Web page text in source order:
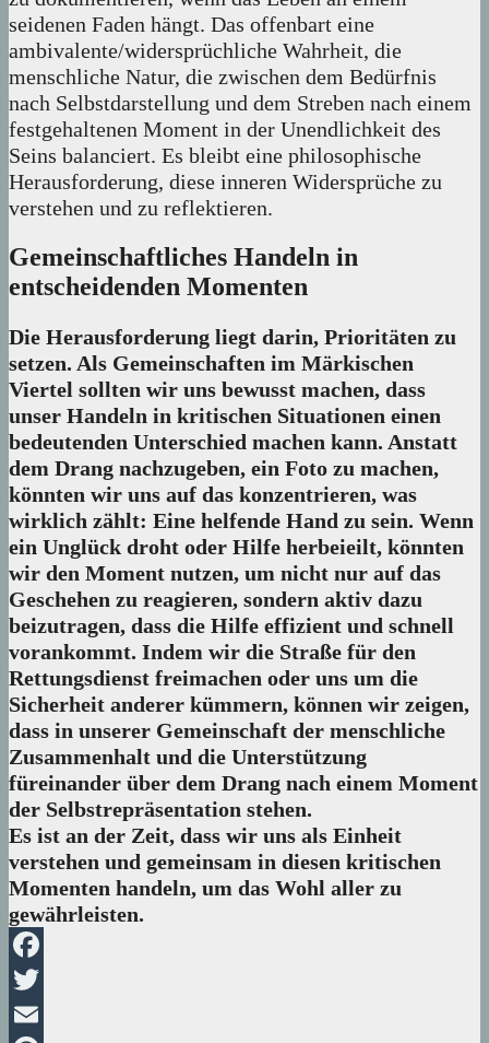
seidenen Faden hängt. Das offenbart eine
ambivalente/widersprüchliche Wahrheit, die
menschliche Natur, die zwischen dem Bedürfnis
nach Selbstdarstellung und dem Streben nach einem
festgehaltenen Moment in der Unendlichkeit des
Seins balanciert. Es bleibt eine philosophische
Herausforderung, diese inneren Widersprüche zu
verstehen und zu reflektieren.
Gemeinschaftliches Handeln in
entscheidenden Momenten
Die Herausforderung liegt darin, Prioritäten zu
setzen. Als Gemeinschaften im Märkischen
Viertel sollten wir uns bewusst machen, dass
unser Handeln in kritischen Situationen einen
bedeutenden Unterschied machen kann. Anstatt
dem Drang nachzugeben, ein Foto zu machen,
könnten wir uns auf das konzentrieren, was
wirklich zählt: Eine helfende Hand zu sein. Wenn
ein Unglück droht oder Hilfe herbeieilt, könnten
wir den Moment nutzen, um nicht nur auf das
Geschehen zu reagieren, sondern aktiv dazu
beizutragen, dass die Hilfe effizient und schnell
vorankommt. Indem wir die Straße für den
Rettungsdienst freimachen oder uns um die
Sicherheit anderer kümmern, können wir zeigen,
dass in unserer Gemeinschaft der menschliche
Zusammenhalt und die Unterstützung
füreinander über dem Drang nach einem Moment
der Selbstrepräsentation stehen.
Es ist an der Zeit, dass wir uns als Einheit
verstehen und gemeinsam in diesen kritischen
Momenten handeln, um das Wohl aller zu
gewährleisten.
Facebook
Twitter